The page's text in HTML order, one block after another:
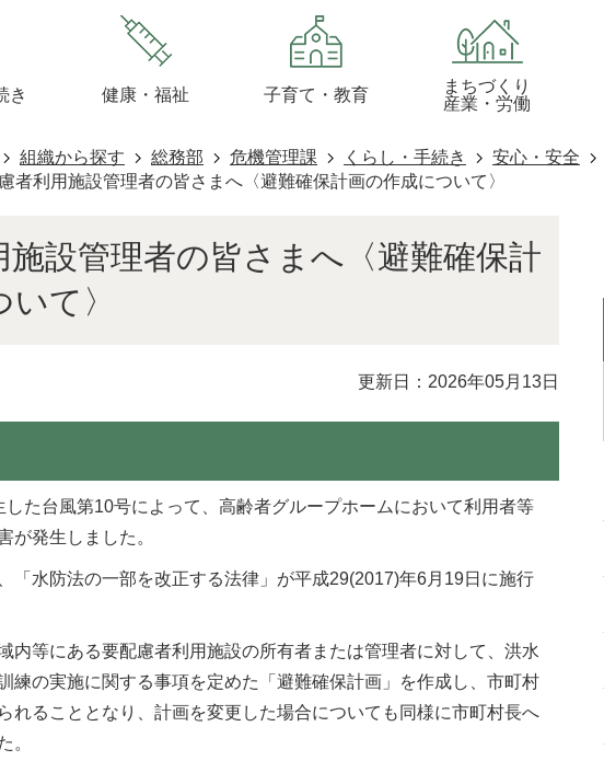
き 健康・福祉 子育て・教育
まちづくり
産業・労働
組織から探す 総務部 危機管理課 くらし・手続き 安心・安全
者利用施設管理者の皆さまへ〈避難確保計画の作成について〉
施設管理者の皆さまへ〈避難確保計
て〉
更新日：2026年05月13日
た台風第10号によって、高齢者グループホームにおいて利用者等
が発生しました。
「水防法の一部を改正する法律」が平成29(2017)年6月19日に施行
内等にある要配慮者利用施設の所有者または管理者に対して、洪水
練の実施に関する事項を定めた「避難確保計画」を作成し、市町村
れることとなり、計画を変更した場合についても同様に市町村長へ
。